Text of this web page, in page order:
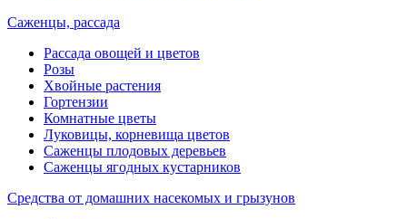
Саженцы, рассада
Рассада овощей и цветов
Розы
Хвойные растения
Гортензии
Комнатные цветы
Луковицы, корневища цветов
Саженцы плодовых деревьев
Саженцы ягодных кустарников
Средства от домашних насекомых и грызунов